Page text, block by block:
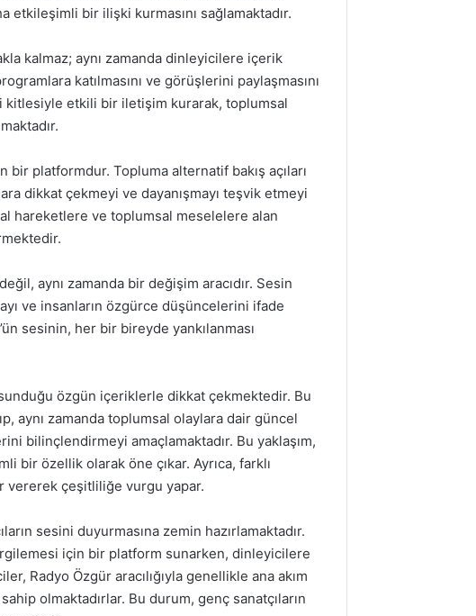
bir ilişki kurmasını sağlamaktadır.
kalmaz; aynı zamanda dinleyicilere içerik
katılmasını ve görüşlerini paylaşmasını
kitlesiyle etkili bir iletişim kurarak, toplumsal
bir platformdur. Topluma alternatif bakış açıları
dikkat çekmeyi ve dayanışmayı teşvik etmeyi
hareketlere ve toplumsal meselelere alan
aynı zamanda bir değişim aracıdır. Sesin
ve insanların özgürce düşüncelerini ifade
sesinin, her bir bireyde yankılanması
özgün içeriklerle dikkat çekmektedir. Bu
aynı zamanda toplumsal olaylara dair güncel
bilinçlendirmeyi amaçlamaktadır. Bu yaklaşım,
bir özellik olarak öne çıkar. Ayrıca, farklı
vererek çeşitliliğe vurgu yapar.
sesini duyurmasına zemin hazırlamaktadır.
için bir platform sunarken, dinleyicilere
Radyo Özgür aracılığıyla genellikle ana akım
olmaktadırlar. Bu durum, genç sanatçıların